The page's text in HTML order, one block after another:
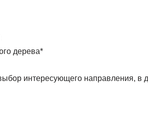
дерева*
интересующего направления, в